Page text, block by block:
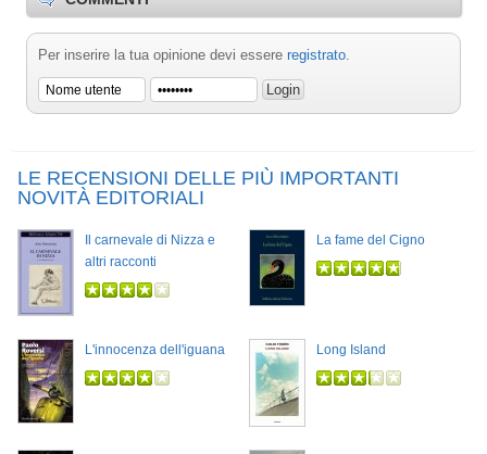
Per inserire la tua opinione devi essere registrato.
LE RECENSIONI DELLE PIÙ IMPORTANTI
NOVITÀ EDITORIALI
Il carnevale di Nizza e
altri racconti
La fame del Cigno
L'innocenza dell'iguana Long Island